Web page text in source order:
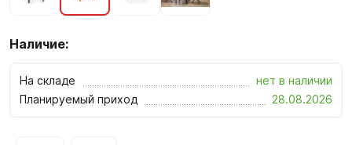
Наличие:
На складе
нет в наличии
Планируемый приход
28.08.2026